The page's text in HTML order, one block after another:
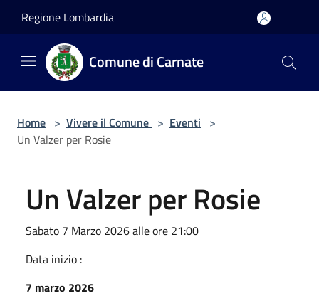
Regione Lombardia
Comune di Carnate
Home > Vivere il Comune > Eventi >
Un Valzer per Rosie
Un Valzer per Rosie
Sabato 7 Marzo 2026 alle ore 21:00
Data inizio :
7 marzo 2026